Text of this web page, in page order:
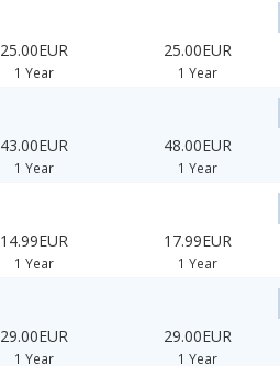
25.00EUR
1 Year
25.00EUR
1 Year
43.00EUR
1 Year
48.00EUR
1 Year
14.99EUR
1 Year
17.99EUR
1 Year
29.00EUR
1 Year
29.00EUR
1 Year